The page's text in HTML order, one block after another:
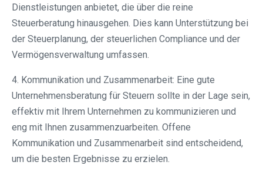
Dienstleistungen anbietet, die über die reine
Steuerberatung hinausgehen. Dies kann Unterstützung bei
der Steuerplanung, der steuerlichen Compliance und der
Vermögensverwaltung umfassen.
4. Kommunikation und Zusammenarbeit: Eine gute
Unternehmensberatung für Steuern sollte in der Lage sein,
effektiv mit Ihrem Unternehmen zu kommunizieren und
eng mit Ihnen zusammenzuarbeiten. Offene
Kommunikation und Zusammenarbeit sind entscheidend,
um die besten Ergebnisse zu erzielen.